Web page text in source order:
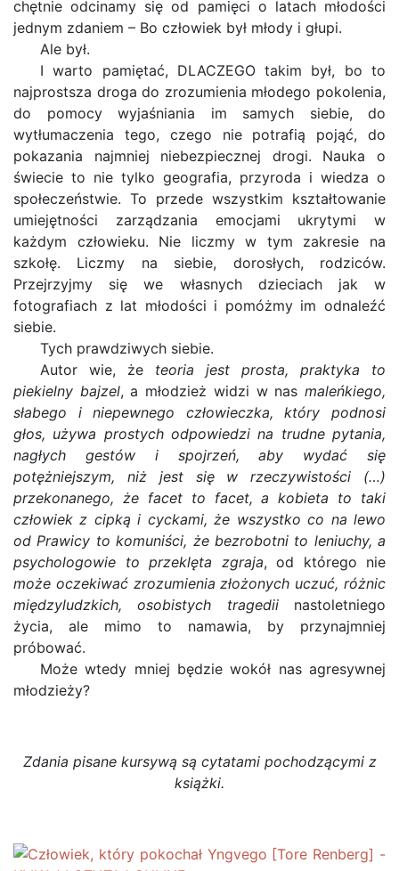
chętnie odcinamy się od pamięci o latach młodości
jednym zdaniem – Bo człowiek był młody i głupi.
Ale był.
I warto pamiętać, DLACZEGO takim był, bo to
najprostsza droga do zrozumienia młodego pokolenia,
do pomocy wyjaśniania im samych siebie, do
wytłumaczenia tego, czego nie potrafią pojąć, do
pokazania najmniej niebezpiecznej drogi. Nauka o
świecie to nie tylko geografia, przyroda i wiedza o
społeczeństwie. To przede wszystkim kształtowanie
umiejętności zarządzania emocjami ukrytymi w
każdym człowieku. Nie liczmy w tym zakresie na
szkołę. Liczmy na siebie, dorosłych, rodziców.
Przejrzyjmy się we własnych dzieciach jak w
fotografiach z lat młodości i pomóżmy im odnaleźć
siebie.
Tych prawdziwych siebie.
Autor wie, że teoria jest prosta, praktyka to
piekielny bajzel, a młodzież widzi w nasmaleńkiego,
słabego i niepewnego człowieczka, który podnosi
głos, używa prostych odpowiedzi na trudne pytania,
nagłych gestów i spojrzeń, aby wydać się
potężniejszym, niż jest się w rzeczywistości (…)
przekonanego, że facet to facet, a kobieta to taki
człowiek z cipką i cyckami, że wszystko co na lewo
od Prawicy to komuniści, że bezrobotni to leniuchy, a
psychologowie to przeklęta zgraja, od którego nie
może oczekiwać zrozumienia złożonych uczuć, różnic
międzyludzkich, osobistych tragediinastoletniego
życia, ale mimo to namawia, by przynajmniej
próbować.
Może wtedy mniej będzie wokół nas agresywnej
młodzieży?
Zdania pisane kursywą są cytatami pochodzącymi z
książki.